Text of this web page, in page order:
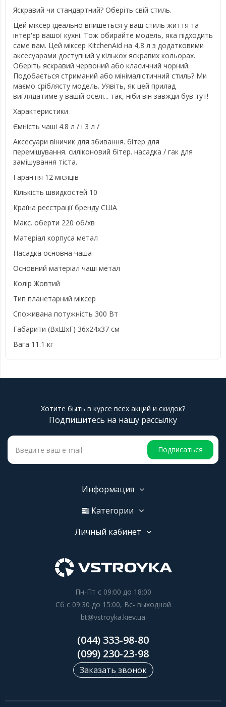
Яскравий чи стандартний? Оберіть свій стиль.
Цей міксер ідеально впишеться у ваш стиль життя та
інтер'єр вашої кухні. Тож обирайте модель, яка підходить
саме вам. Цей міксер KitchenAid на 4,8 л з додатковими
аксесуарами доступний у кількох яскравих кольорах.
Оберіть яскравий червоний або класичний чорний.
Подобається стриманий або мінімалістичний стиль? Ми
маємо сріблясту модель. Уявіть, як цей прилад
виглядатиме у вашій оселі... так, ніби він завжди був тут!
Характеристики
Ємність чаші 4.8 л / і 3 л /
Аксесуари віничик для збивання. бітер для
перемішування. силіконовий бітер. насадка / гак для
замішування тіста.
Гарантія 12 місяців
Кількість швидкостей 10
Країна реєстрації бренду США
Макс. оберти 220 об/хв
Матеріал корпуса метал
Насадка основна чаша
Основний матеріал чаші метал
Колір Жовтий
Тип планетарний міксер
Споживана потужність 300 Вт
Габарити (ВхШхГ) 36x24x37 см
Вага 11.1 кг
Хотите быть в курсе всех акций и скидок?
Подпишитесь на нашу рассылку
Подписаться
Информация
Категории
Личный кабинет
Пн-Пт с 09:00 до 18:00
Сб с 09:30 до 15:00, Вс- выходной
bt@vstroyka.kiev.ua
(044) 333-98-80
(099) 230-23-98
Заказать звонок